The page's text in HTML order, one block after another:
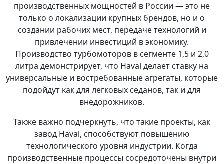
производственных мощностей в России — это не
только о локализации крупных брендов, но и о
создании рабочих мест, передаче технологий и
привлечении инвестиций в экономику.
Производство турбомоторов в сегменте 1,5 и 2,0
литра демонстрирует, что Haval делает ставку на
универсальные и востребованные агрегаты, которые
подойдут как для легковых седанов, так и для
внедорожников.
Также важно подчеркнуть, что такие проекты, как
завод Haval, способствуют повышению
технологического уровня индустрии. Когда
производственные процессы сосредоточены внутри